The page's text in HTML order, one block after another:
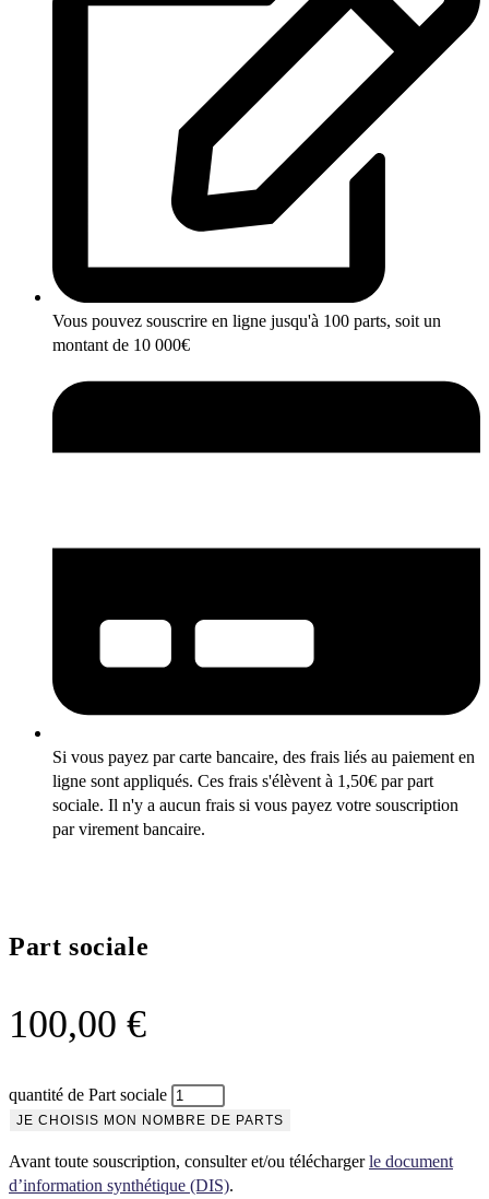
Vous pouvez souscrire en ligne jusqu'à 100 parts, soit un
montant de 10 000€
Si vous payez par carte bancaire, des frais liés au paiement en
ligne sont appliqués. Ces frais s'élèvent à 1,50€ par part
sociale. Il n'y a aucun frais si vous payez votre souscription
par virement bancaire.
Part sociale
100,00 €
quantité de Part sociale
JE CHOISIS MON NOMBRE DE PARTS
Avant toute souscription, consulter et/ou téléchargerle document
d’information synthétique (DIS).